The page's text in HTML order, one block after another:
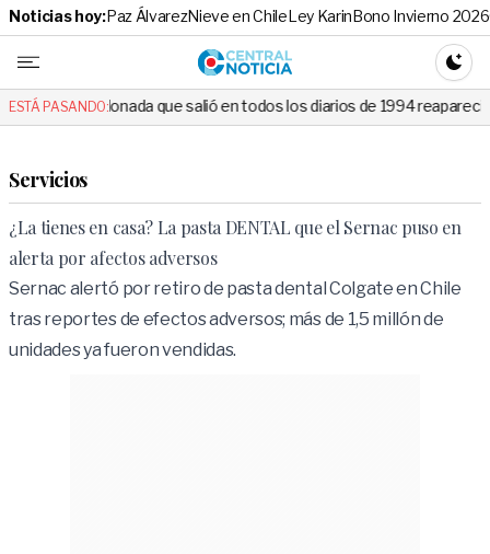
Noticias hoy:Paz ÁlvarezNieve en ChileLey KarinBono Invierno 2026
Central
ESTÁ PASANDO:
que salió en todos los diarios de 1994 reapareció e hizo llorar a
Servicios
¿La tienes en casa? La pasta DENTAL que el Sernac puso en
alerta por afectos adversos
Sernac alertó por retiro de pasta dental Colgate en Chile
tras reportes de efectos adversos; más de 1,5 millón de
unidades ya fueron vendidas.